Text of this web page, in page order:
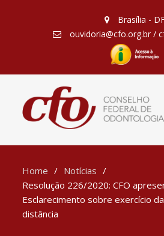
Brasília -
ouvidoria@cfo.org.br /
Home
Notícias
Resolução 226/2020: CFO
Esclarecimento sobre exercício
distância